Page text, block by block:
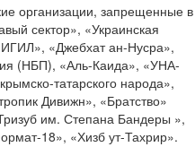
организации, запрещенные в
сектор», «Украинская
«Джебхат ан-Нусра»,
(НБП), «Аль-Каида», «УНА-
татарского народа»,
Дивижн», «Братство»
им. Степана Бандеры »,
18», «Хизб ут-Тахрир».